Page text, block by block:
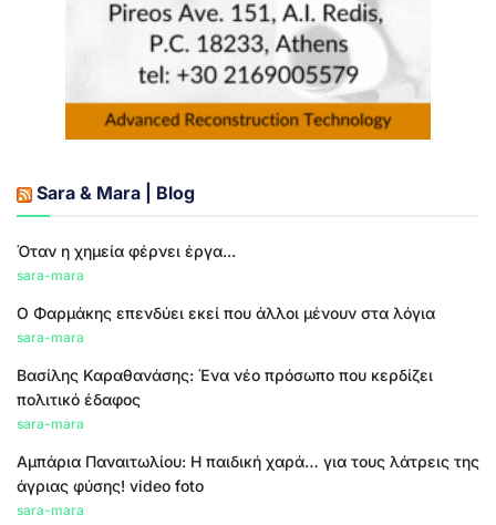
Sara & Mara | Blog
Όταν η χημεία φέρνει έργα...
sara-mara
Ο Φαρμάκης επενδύει εκεί που άλλοι μένουν στα λόγια
sara-mara
Βασίλης Καραθανάσης: Ένα νέο πρόσωπο που κερδίζει
πολιτικό έδαφος
sara-mara
Αμπάρια Παναιτωλίου: Η παιδική χαρά… για τους λάτρεις της
άγριας φύσης! video foto
sara-mara